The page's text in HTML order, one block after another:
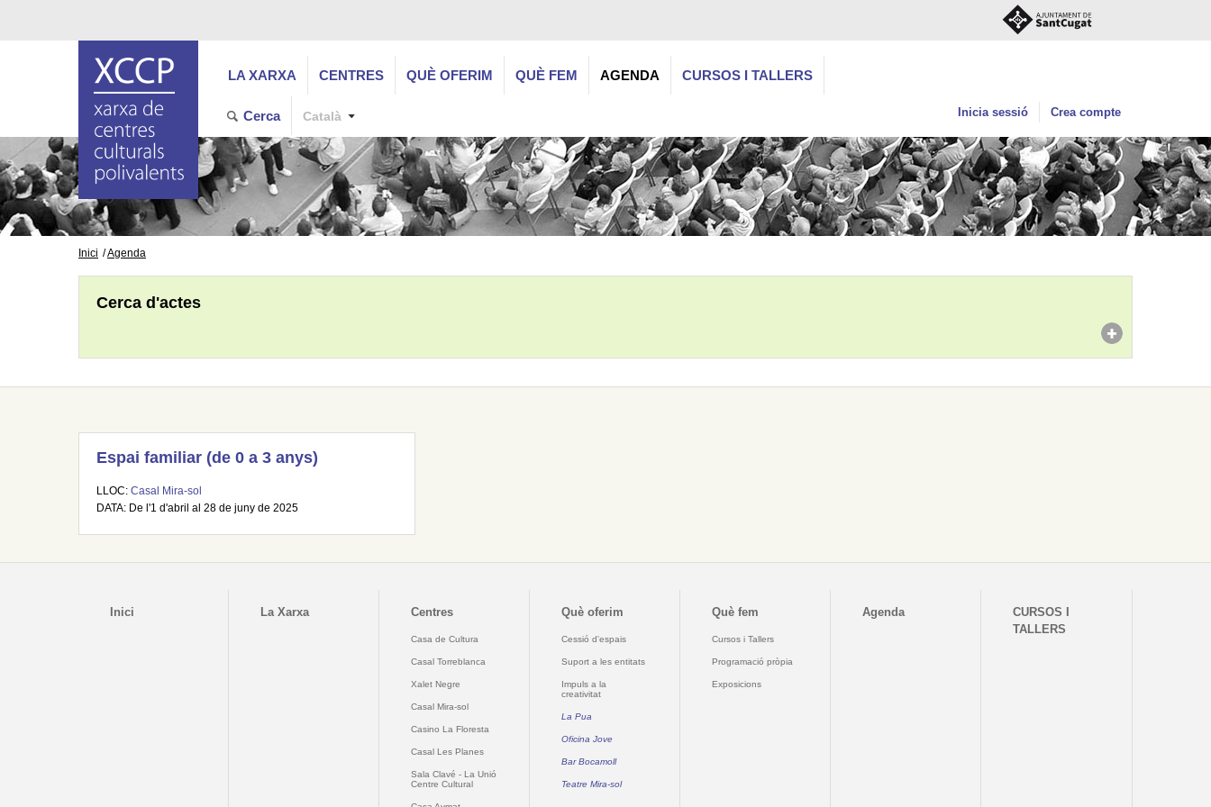
LA XARXA CENTRES QUÈ OFERIM QUÈ FEM AGENDA CURSOS I TALLERS
Cerca Català Inicia sessió Crea compte
Inici Agenda
Cerca d'actes
Espai familiar (de 0 a 3 anys)
LLOC: Casal Mira-sol
DATA: De l'1 d'abril al 28 de juny de 2025
Inici La Xarxa Centres
Casa de Cultura
Casal Torreblanca
Xalet Negre
Casal Mira-sol
Casino La Floresta
Casal Les Planes
Sala Clavé - La Unió
Centre Cultural
Què oferim
Cessió d'espais
Suport a les entitats
Impuls a la
creativitat
La Pua
Oficina Jove
Bar Bocamoll
Teatre Mira-sol
Què fem
Cursos i Tallers
Programació pròpia
Exposicions
Agenda
CURSOS I
TALLERS